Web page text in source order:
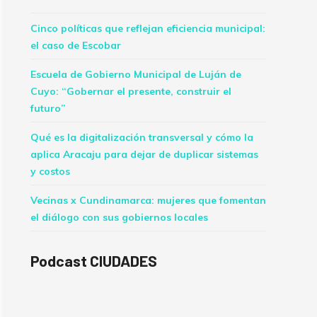
Cinco políticas que reflejan eficiencia municipal:
el caso de Escobar
Escuela de Gobierno Municipal de Luján de
Cuyo: “Gobernar el presente, construir el
futuro”
Qué es la digitalización transversal y cómo la
aplica Aracaju para dejar de duplicar sistemas
y costos
Vecinas x Cundinamarca: mujeres que fomentan
el diálogo con sus gobiernos locales
Podcast CIUDADES